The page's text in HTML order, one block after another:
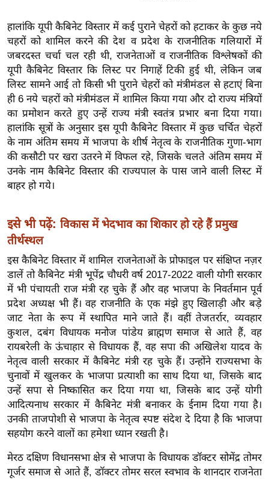
ल
श
ख्सि
य
त
यं
ग
इं
डि
या
त्य
ज
ग
त
ऑ
टो
व
र्ल्ड
न्यू
ज
ब्री
फ
म
नो
रं
ज
हालांकि यूपी कैबिनेट विस्तार में कई पुराने चेहरों को हटाकर के कुछ नये
चहरों को शामिल करने की देश व प्रदेश के राजनीतिक गलियारों में
जबरदस्त चर्चा चल रही थी, राजनेताओं व राजनीतिक विश्लेषकों की
यूपी कैबिनेट विस्तार कि लिस्ट पर निगाहें टिकी हुई थी, लेकिन जब
लिस्ट सामने आई तो किसी भी पुराने चेहरों को मंत्रीमंडल से हटाएं बिना
ही 6 नये चहरों को मंत्रीमंडल में शामिल किया गया और दो राज्य मंत्रियों
का प्रमोशन करते हुए उन्हें राज्य मंत्री स्वतंत्र प्रभार बना दिया गया।
हालांकि सूत्रों के अनुसार इस यूपी कैबिनेट विस्तार में कुछ चर्चित चेहरों
के नाम अंतिम समय में भाजपा के शीर्ष नेतृत्व के राजनीतिक गुणा-भाग
की कसौटी पर खरा उतरने में विफल रहे, जिसके चलते अंतिम समय में
उनके नाम कैबिनेट विस्तार की राज्यपाल के पास जाने वाली लिस्ट में
बाहर हो गये।
इसे भी पढ़ें: विकास में भेदभाव का शिकार हो रहे हैं प्रमुख
तीर्थस्थल
इस कैबिनेट विस्तार में शामिल राजनेताओं के प्रोफाइल पर संक्षिप्त नज़र
डालें तो कैबिनेट मंत्री भूपेंद्र चौधरी वर्ष 2017-2022 वाली योगी सरकार
में भी पंचायती राज मंत्री रह चुके हैं और वह भाजपा के निवर्तमान पूर्व
प्रदेश अध्यक्ष भी हैं। वह राजनीति के एक मंझे हुए खिलाड़ी और बड़े
जाट नेता के रूप में स्थापित माने जाते हैं। वहीं तेजतर्रार, व्यवहार
कुशल, दबंग विधायक मनोज पांडेय ब्राह्मण समाज से आते हैं, वह
रायबरेली के ऊंचाहार से विधायक हैं, वह सपा की अखिलेश यादव के
नेतृत्व वाली सरकार में कैबिनेट मंत्री रह चुके हैं। उन्होंने राज्यसभा के
चुनावों में खुलकर के भाजपा प्रत्याशी का साथ दिया था, जिसके बाद
उन्हें सपा से निष्कासित कर दिया गया था, जिसके बाद उन्हें योगी
आदित्यनाथ सरकार में कैबिनेट मंत्री बनाकर के ईनाम दिया गया है।
उनकी ताजपोशी से भाजपा के नेतृत्व स्पष्ट संदेश दे दिया है कि भाजपा
सहयोग करने वालों का हमेशा ध्यान रखती है।
मेरठ दक्षिण विधानसभा क्षेत्र से भाजपा के विधायक डॉक्टर सोमेंद्र तोमर
गूर्जर समाज से आते हैं, डॉक्टर तोमर सरल स्वभाव के शानदार राजनेता